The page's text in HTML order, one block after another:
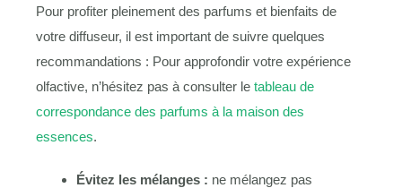
Pour profiter pleinement des parfums et bienfaits de
votre diffuseur, il est important de suivre quelques
recommandations : Pour approfondir votre expérience
olfactive, n’hésitez pas à consulter le tableau de
correspondance des parfums à la maison des
essences.
Évitez les mélanges : ne mélangez pas